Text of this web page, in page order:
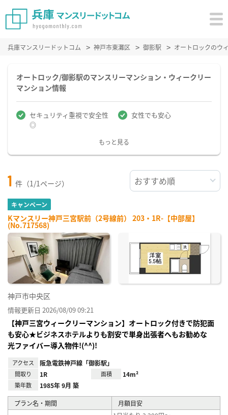
兵庫マンスリードットコム 神戸市東灘区 御影駅 オートロックのウ
オートロック/御影駅のマンスリーマンション・ウィークリー
マンション情報
セキュリティ重視で安全性
◎
女性でも安心
もっと見る
1 件（1/1ページ）
キャンペーン
Kマンスリー神戸三宮駅前（2号線前） 203・1R-【中部屋】
(No.717568)
神戸市中央区
情報更新日 2026/08/09 09:21
【神戸三宮ウィークリーマンション】オートロック付きで防犯面
も安心★ビジネスホテルよりも割安で単身出張者へもお勧めな
光ファイバー導入物件!(^^)!
アクセス 阪急電鉄神戸線「御影駅」
間取り 1R 面積 14m²
築年数 1985年 9月 築
プラン名・期間 月額目安